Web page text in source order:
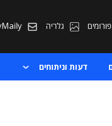
פורומים גלריה
דעות וניתוחים